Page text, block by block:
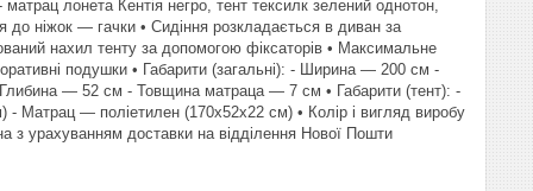
лонета Кентія негро, тент тексилк зелений однотон,
ніжок — гачки • Сидіння розкладається в диван за
нахил тенту за допомогою фіксаторів • Максимальне
подушки • Габарити (загальні): - Ширина — 200 см -
— 52 см - Товщина матраца — 7 см • Габарити (тент): -
— поліетилен (170х52х22 см) • Колір і вигляд виробу
з урахуванням доставки на відділення Нової Пошти